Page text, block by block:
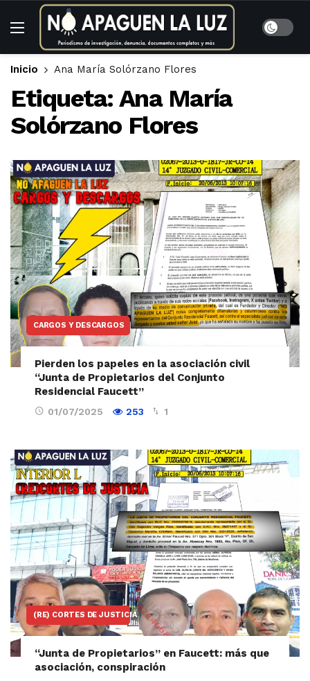
Inicio Ana María Solórzano Flores
Etiqueta: Ana María
Solórzano Flores
CARGOS Y DESCARGOS
Pierden los papeles en la asociación civil
“Junta de Propietarios del Conjunto
Residencial Faucett”
01/07/2025 253 1
(RE) CORTES DE JUSTICIA
“Junta de Propietarios” en Faucett: más que
asociación, conspiración